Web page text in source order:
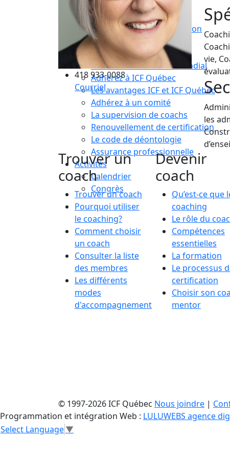
Compétences essentielles
La formation
Le processus de certification
Choisir son coach mentor
Je suis coach
Devenez membre ICF Mondial
Adhérez à ICF Québec
Les avantages ICF et ICF Québec
Adhérez à un comité
La supervision de coachs
Renouvellement de certification
Le code de déontologie
Assurance professionnelle
Activités
Calendrier
Congrès
418 933-0088
Courriel
vie,
les
Trouver un
coach
Trouver un coach
Pourquoi utiliser
le coaching?
Comment choisir
un coach
Consulter la liste
des membres
Les différents
modes
d'accompagnement
Devenir
coach
Qu’est-ce que
coaching
Le rôle du
Compétences
essentielles
La formation
Le processus
certification
Choisir son
mentor
© 1997-2026 ICF Québec Nous joindre |
Programmation et intégration Web : LULUWEBS agence
Select Language▼